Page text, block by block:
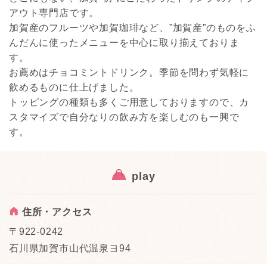
アウト専門店です。
加賀産のフルーツや加賀珈琲など、”加賀産”のものをふ
んだんに使ったメニューを中心に取り揃えておりま
す。
お薦めはチョコミントドリンク。季節を問わず気軽に
飲めるものに仕上げました。
トッピングの種類も多くご用意しておりますので、カ
スタマイズで自分なりの飲み方を楽しむのも一興で
す。
play
A 住所・アクセス
〒922-0242
石川県加賀市山代温泉ヨ94